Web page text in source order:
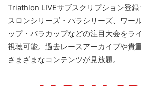
Triathlon LIVEサブスクリプション登
スロンシリーズ・パラシリーズ、ワー
ップ・パラカップなどの注目大会をラ
視聴可能。過去レースアーカイブや貴
さまざまなコンテンツが見放題。